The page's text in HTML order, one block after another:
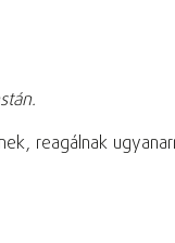
reagálnak